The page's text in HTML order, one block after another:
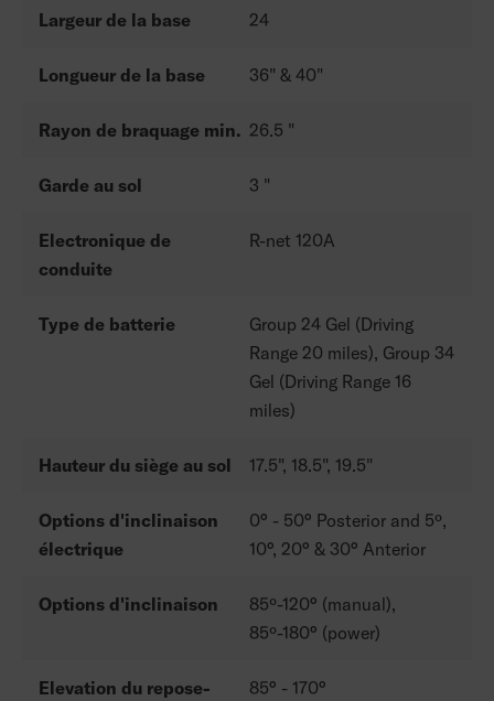
Largeur de la base 24
Longueur de la base 36" & 40"
Rayon de braquage min. 26.5 "
Garde au sol 3 "
Electronique de
conduite
R-net 120A
Type de batterie
Group 24 Gel (Driving
Range 20 miles), Group 34
Gel (Driving Range 16
miles)
Hauteur du siège au sol 17.5", 18.5", 19.5"
Options d'inclinaison
électrique
0° - 50° Posterior and 5º,
10°, 20° & 30° Anterior
Options d'inclinaison
85º-120° (manual),
85º-180° (power)
Elevation du repose-
85° - 170°